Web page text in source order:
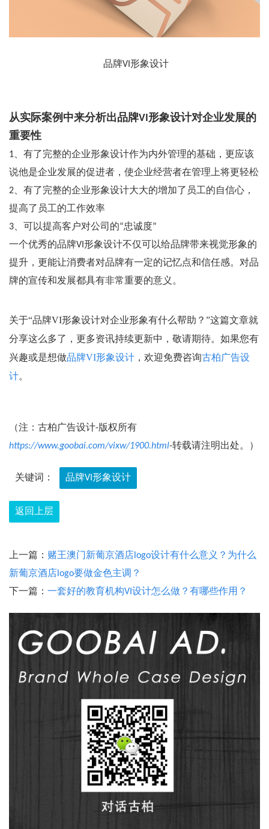
品牌VI形象设计
从实际案例中来分析出品牌VI形象设计对企业发展的
重要性
1、有了完整的企业形象设计作为内外管理的基础，更应该
说他是企业发展的促进者，使企业经营者在管理上将更轻松
2、有了完整的企业形象设计大大的增加了员工的自信心，
提高了员工的工作效率
3、可以提高客户对公司的“忠诚度”
一个优秀的品牌VI形象设计不仅可以给品牌带来视觉形象的
提升，更能让消费者对品牌有一定的记忆点和信任感。对品
牌的宣传和发展都具有非常重要的意义。
关于“品牌VI形象设计对企业形象有什么帮助？”这篇文章就
分享这么多了，更多资讯持续更新中，敬请期待。如果您有
兴趣或是想做品牌VI形象设计 ，欢迎免费咨询古柏广告设
计。
（注：古柏广告设计-版权所有
https://www.goobai.com/vixw/1900.html-转载请注明出处。）
关键词： 品牌VI形象设计
返回上层
上一篇： 赌王澳门新葡京酒店logo设计有什么意义？为什么
新葡京酒店logo要做金色主调？
下一篇： 一套好的教育机构VI设计怎么做？有哪些作用？